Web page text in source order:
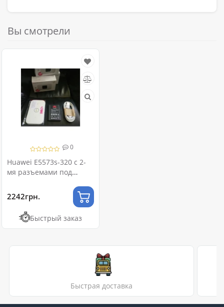
Вы смотрели
0
Huawei E5573s-320 с 2-
мя разъемами под
2242грн.
Быстрый заказ
Быстрая доставка